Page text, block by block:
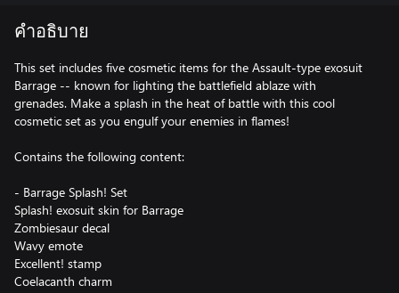
คำอธิบาย
This set includes five cosmetic items for the Assault-type exosuit
Barrage -- known for lighting the battlefield ablaze with
grenades. Make a splash in the heat of battle with this cool
cosmetic set as you engulf your enemies in flames!
Contains the following content:
- Barrage Splash! Set
Splash! exosuit skin for Barrage
Zombiesaur decal
Wavy emote
Excellent! stamp
Coelacanth charm